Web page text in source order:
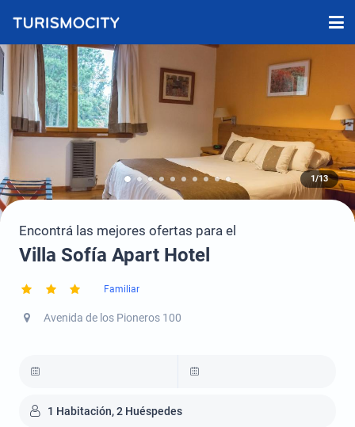
1/13
Encontrá las mejores ofertas para el
Villa Sofía Apart Hotel
Familiar
Avenida de los Pioneros 100
1 Habitación, 2 Huéspedes